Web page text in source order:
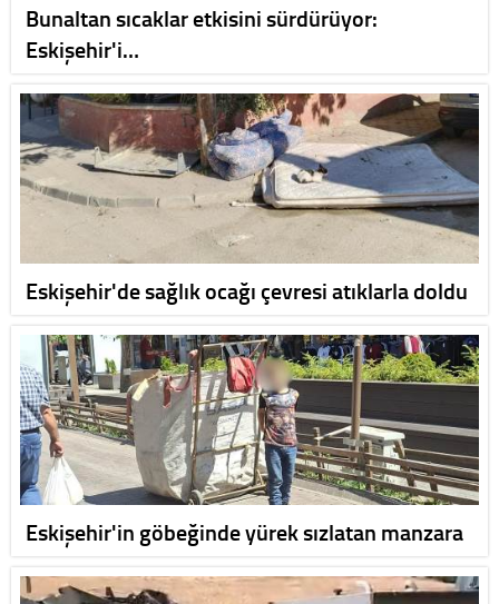
Bunaltan sıcaklar etkisini sürdürüyor:
Eskişehir'i…
Eskişehir'de sağlık ocağı çevresi atıklarla doldu
Eskişehir'in göbeğinde yürek sızlatan manzara